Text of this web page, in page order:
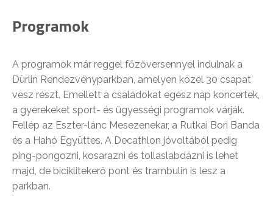
Programok
A programok már reggel főzőversennyel indulnak a
Dürlin Rendezvényparkban, amelyen közel 30 csapat
vesz részt. Emellett a családokat egész nap koncertek,
a gyerekeket sport- és ügyességi programok várják.
Fellép az Eszter-lánc Mesezenekar, a Rutkai Bori Banda
és a Hahó Együttes. A Decathlon jóvoltából pedig
ping-pongozni, kosarazni és tollaslabdázni is lehet
majd, de biciklitekerő pont és trambulin is lesz a
parkban.